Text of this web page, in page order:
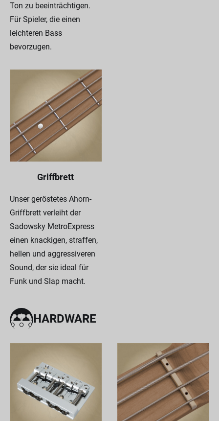
Ton zu beeinträchtigen.
Für Spieler, die einen
leichteren Bass
bevorzugen.
Griffbrett
Unser geröstetes Ahorn-
Griffbrett verleiht der
Sadowsky MetroExpress
einen knackigen, straffen,
hellen und aggressiveren
Sound, der sie ideal für
Funk und Slap macht.
HARDWARE